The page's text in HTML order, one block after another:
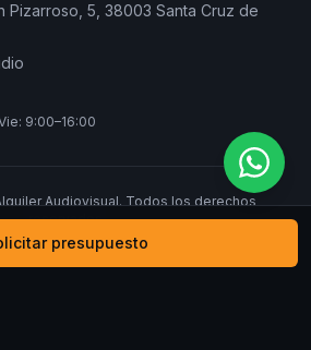
Pizarroso, 5, 38003 Santa Cruz de
9:00–16:00
Audiovisual. Todos los derechos
reservados.
presupuesto